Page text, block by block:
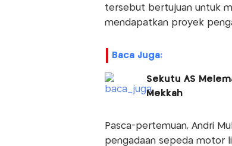
tersebut bertujuan untuk
mendapatkan proyek
Baca Juga:
Sekutu AS
Mekkah
Pasca-pertemuan, Andri
pengadaan sepeda motor